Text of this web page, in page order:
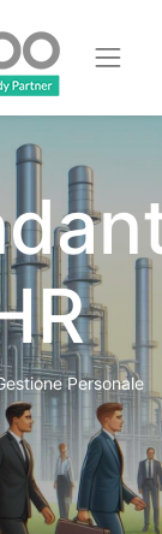
Personale